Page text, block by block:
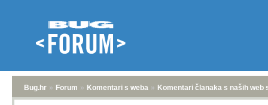
Bug.hr » Forum » Komentari s weba » Komentari članaka s naših web